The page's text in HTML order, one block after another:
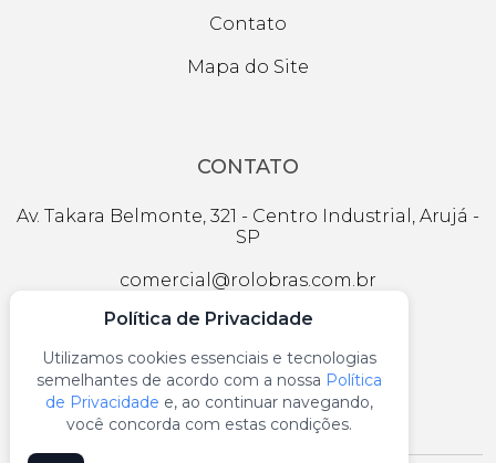
Contato
Mapa do Site
CONTATO
Av. Takara Belmonte, 321 - Centro Industrial, Arujá -
SP
comercial@rolobras.com.br
(11) 4655-2908
(11) 99302‑7082
Política de Privacidade
Utilizamos cookies essenciais e tecnologias
semelhantes de acordo com a nossa Política
de Privacidade e, ao continuar navegando,
você concorda com estas condições.